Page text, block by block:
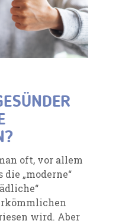
oft, vor allem
„moderne“
wird. Aber